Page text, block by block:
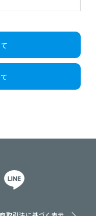
～-6.00
本人の平均値